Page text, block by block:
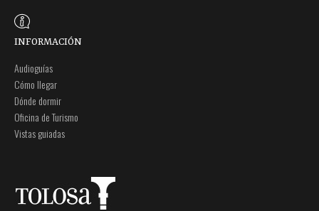
INFORMACIÓN
Audioguías
Cómo llegar
Dónde dormir
Oficina de Turismo
Vistas guiadas